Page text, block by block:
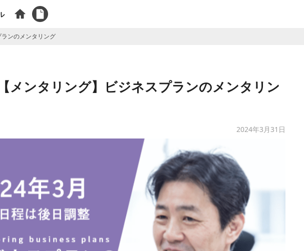
ンのメンタリング
メンタリング】ビジネスプランのメンタリン
2024年3月31日